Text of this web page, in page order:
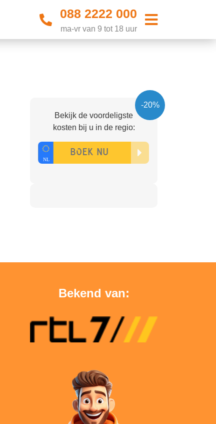
088 2222 000
ma-vr van 9 tot 18 uur
-20%
Bekijk de voordeligste
kosten bij u in de regio:
Bekend van: